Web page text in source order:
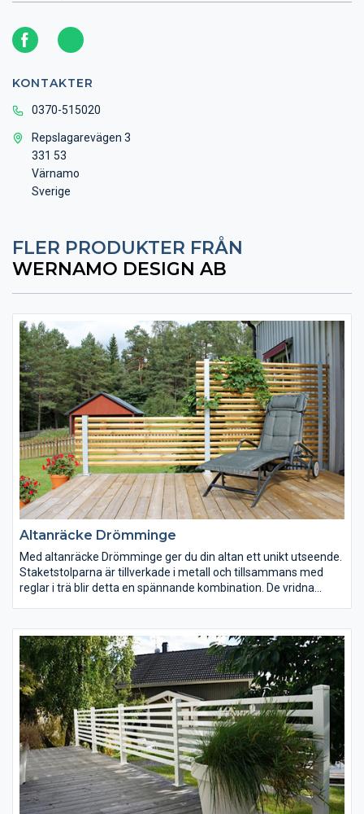
KONTAKTER
0370-515020
Repslagarevägen 3
331 53
Värnamo
Sverige
FLER PRODUKTER FRÅN
WERNAMO DESIGN AB
Altanräcke Drömminge
Med altanräcke Drömminge ger du din altan ett unikt utseende.
Staketstolparna är tillverkade i metall och tillsammans med
reglar i trä blir detta en spännande kombination. De vridna
och på plats får du ett räcke som dina grannar garanterat
kommer slänga avundsjuka blickar på!